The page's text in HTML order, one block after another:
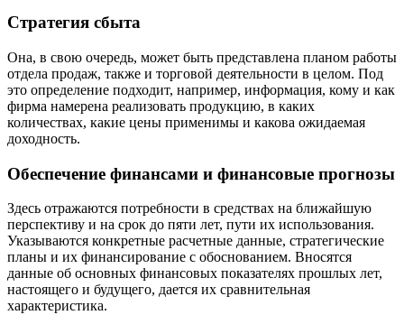
Стратегия сбыта
Она, в свою очередь, может быть представлена планом работы
отдела продаж, также и торговой деятельности в целом. Под
это определение подходит, например, информация, кому и как
фирма намерена реализовать продукцию, в каких
количествах, какие цены применимы и какова ожидаемая
доходность.
Обеспечение финансами и финансовые прогнозы
Здесь отражаются потребности в средствах на ближайшую
перспективу и на срок до пяти лет, пути их использования.
Указываются конкретные расчетные данные, стратегические
планы и их финансирование с обоснованием. Вносятся
данные об основных финансовых показателях прошлых лет,
настоящего и будущего, дается их сравнительная
характеристика.